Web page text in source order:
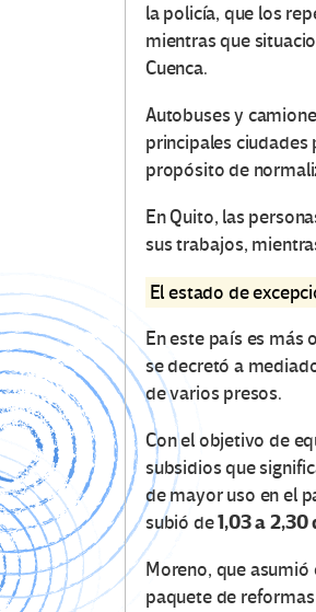
la policía, que los
mientras que
Cuenca.
Autobuses y
principales
propósito de
En Quito, las
sus trabajos,
El estado de
En este país es más
se decretó a
de varios presos.
Con el objetivo de
subsidios que
de mayor uso en el
subió de1,03 a
Moreno, que asumió
paquete de